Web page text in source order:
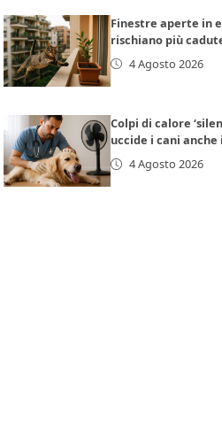
Finestre aperte in
rischiano più
4 Agosto 2026
Colpi di calore
uccide i cani anche
4 Agosto 2026